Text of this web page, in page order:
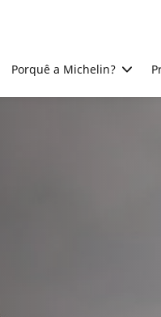
Porquê a Michelin?